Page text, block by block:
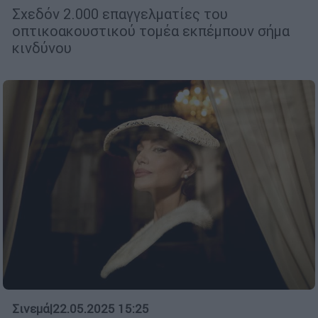
Σχεδόν 2.000 επαγγελματίες του
οπτικοακουστικού τομέα εκπέμπουν σήμα
κινδύνου
Σινεμά|22.05.2025 15:25